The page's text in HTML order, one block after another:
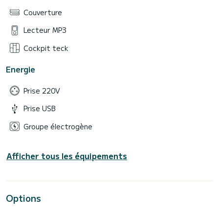
Couverture
Lecteur MP3
Cockpit teck
Energie
Prise 220V
Prise USB
Groupe électrogène
Afficher tous les équipements
Options